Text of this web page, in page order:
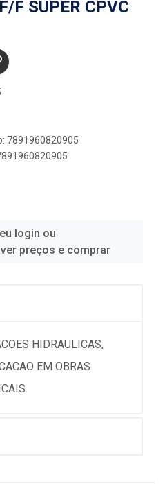
F SUPER CPVC
7891960820905
login ou
preços e comprar
HIDRAULICAS,
EM OBRAS